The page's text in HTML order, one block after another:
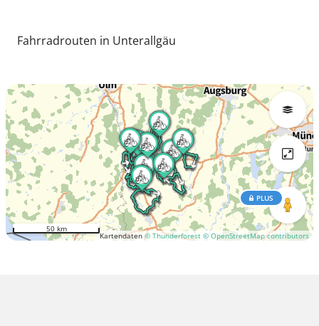
Fahrradrouten in Unterallgäu
Kartendaten© Thunderforest © OpenStreetMap contributors
PLUS
50 km